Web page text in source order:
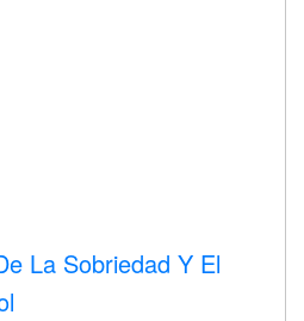
La Sobriedad Y El